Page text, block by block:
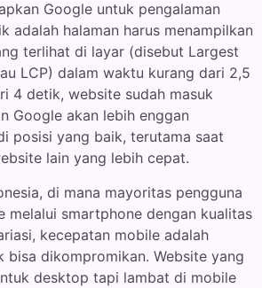
Google untuk pengalaman
adalah halaman harus menampilkan
terlihat di layar (disebut Largest
LCP) dalam waktu kurang dari 2,5
4 detik, website sudah masuk
Google akan lebih enggan
posisi yang baik, terutama saat
lain yang lebih cepat.
di mana mayoritas pengguna
melalui smartphone dengan kualitas
kecepatan mobile adalah
bisa dikompromikan. Website yang
desktop tapi lambat di mobile